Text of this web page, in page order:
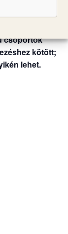
események
csoportok
kötött;
lehet.